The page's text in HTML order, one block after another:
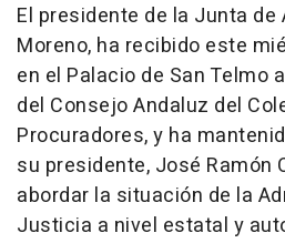
El presidente de la Junta de
Moreno, ha recibido este
en el Palacio de San Telmo
del Consejo Andaluz del
Procuradores, y ha
su presidente, José Ramón
abordar la situación de la
Justicia a nivel estatal y